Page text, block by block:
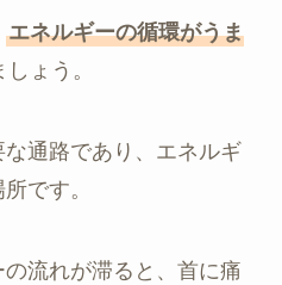
エネルギーの循環がうま
ょう。
通路であり、エネルギ
です。
流れが滞ると、首に痛